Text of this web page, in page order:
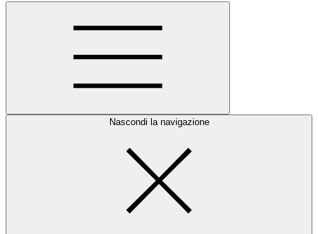
Nascondi la navigazione